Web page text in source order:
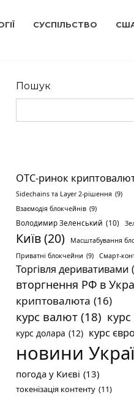
СУСПІЛЬСТВО
Пошук
OTC-ринок
Sidechains та Layer 2-рішення (9)
Взаємодія блокчейнів (9)
Володимир Зеленський (10)
Київ(20) Масштабування
Приватні блокчейни (9) Смарт-
Торгівля деривативами
вторгнення РФ в
криптовалюта (16)
курс валют (18) курс
курс долара (12) курс євро
новини
погода у Києві (13)
токенізація контенту (11)